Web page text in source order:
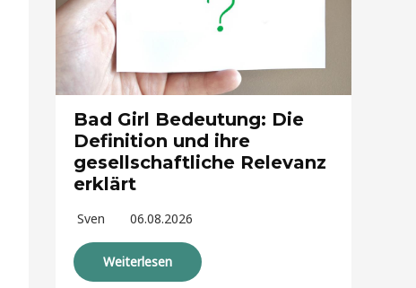
Bad Girl Bedeutung: Die
Definition und ihre
gesellschaftliche Relevanz
erklärt
Sven 06.08.2026
Weiterlesen